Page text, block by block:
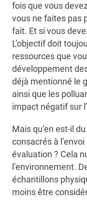
fois que vous
vous ne faites pas
fait. Et si vous
L’objectif doit
ressources que
développement
déjà mentionné le
ainsi que les
impact négatif sur
Mais qu’en est-il
consacrés à
évaluation ? Cela
l’environnement.
échantillons
moins être